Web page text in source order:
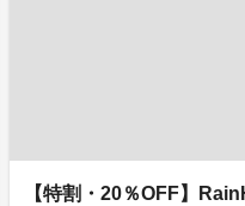
【特割・20％OFF】